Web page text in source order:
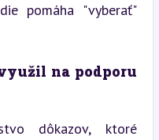
pomáha "vyberať"
na podporu
dôkazov, ktoré